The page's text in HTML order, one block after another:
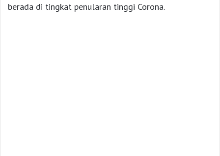
berada di tingkat penularan tinggi Corona.